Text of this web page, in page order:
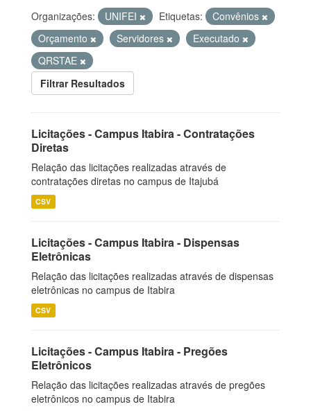
Organizações: UNIFEI Etiquetas:
Convênios
Orçamento
Servidores
Executado
QRSTAE
Filtrar Resultados
Licitações - Campus Itabira - Contratações
Diretas
Relação das licitações realizadas através de
contratações diretas no campus de Itajubá
CSV
Licitações - Campus Itabira - Dispensas
Eletrônicas
Relação das licitações realizadas através de dispensas
eletrônicas no campus de Itabira
CSV
Licitações - Campus Itabira - Pregões
Eletrônicos
Relação das licitações realizadas através de pregões
eletrônicos no campus de Itabira